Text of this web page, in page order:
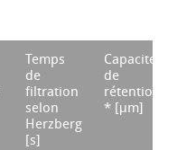
Temps
de
filtration
selon
Herzberg
[s]
Capacité
de
rétention
* [μm]